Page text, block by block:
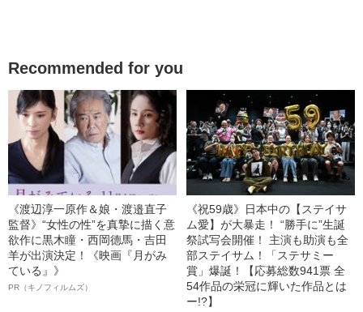
Recommended for you
《渡辺淳一原作＆娘・渡邉直子
監督》“女性の性”を真摯に描く意
欲作に黒木瞳・西岡德馬・吉田
羊が出演決定！《映画『月がみ
ている』》
PR（キノフィルムズ）
《祝59歳》日本中の【ステイサ
ム愛】が大暴走！ “勝手に”生誕
祭試写会開催！ 主演も助演も全
部ステイサム！「ステサミー
賞」爆誕！【応募総数941票 全
54作品の栄冠に輝いた作品とは
ー!?】